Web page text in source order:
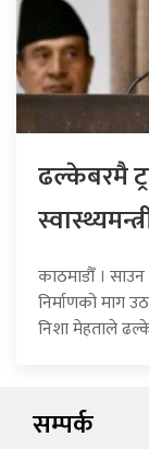
ढल्केबरमै
काठमाडौँ ।
निर्माणको माग
निशा मेहताले
सम्पर्क